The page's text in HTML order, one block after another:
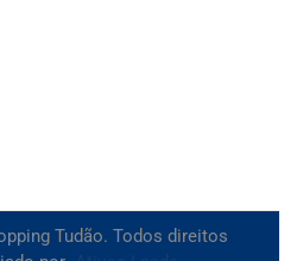
Tudão. Todos direitos